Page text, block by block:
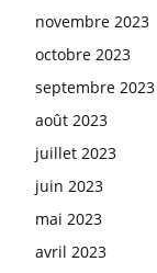
novembre 2023
octobre 2023
septembre 2023
août 2023
juillet 2023
juin 2023
mai 2023
avril 2023